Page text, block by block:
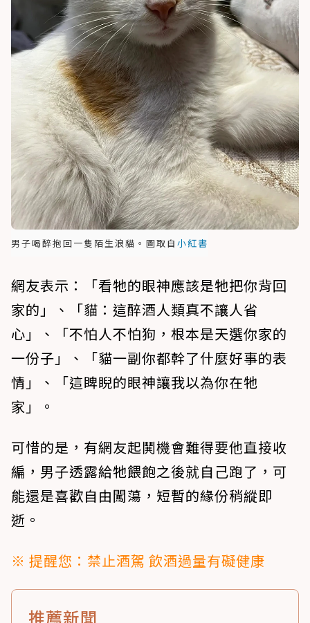
男子喝醉抱回一隻陌生浪貓。圖取自 小紅書
網友表示：「看牠的眼神應該是牠把你背回
家的」、「貓：這醉酒人類真不讓人省
心」、「不怕人不怕狗，根本是天選你家的
一份子」、「貓一副你都幹了什麼好事的表
情」、「這睥睨的眼神讓我以為你在牠
家」。
可惜的是，有網友起鬨機會難得要他直接收
編，男子透露給牠餵飽之後就自己跑了，可
能還是喜歡自由闖蕩，短暫的緣份稍縱即
逝。
※ 提醒您：禁止酒駕 飲酒過量有礙健康
推薦新聞